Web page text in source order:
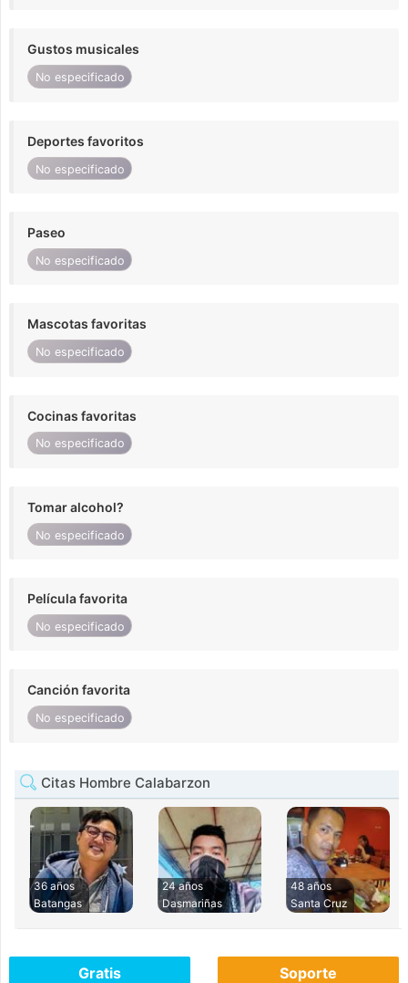
Gustos musicales
No especificado
Deportes favoritos
No especificado
Paseo
No especificado
Mascotas favoritas
No especificado
Cocinas favoritas
No especificado
Tomar alcohol?
No especificado
Película favorita
No especificado
Canción favorita
No especificado
Citas Hombre Calabarzon
36 años
Batangas
24 años
Dasmariñas
48 años
Santa Cruz
Gratis Soporte